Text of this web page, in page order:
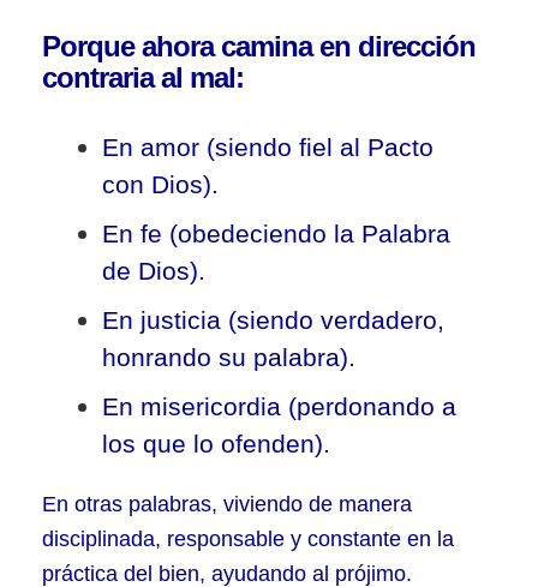
Porque ahora camina en dirección
contraria al mal:
En amor (siendo fiel al Pacto
con Dios).
En fe (obedeciendo la Palabra
de Dios).
En justicia (siendo verdadero,
honrando su palabra).
En misericordia (perdonando a
los que lo ofenden).
En otras palabras, viviendo de manera
disciplinada, responsable y constante en la
práctica del bien, ayudando al prójimo.